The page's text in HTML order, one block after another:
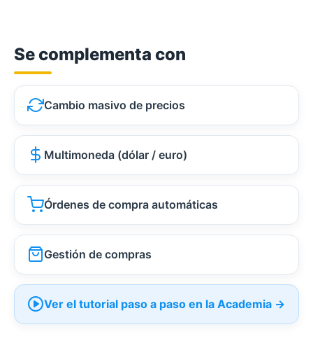
Se complementa con
Cambio masivo de precios
Multimoneda (dólar / euro)
Órdenes de compra automáticas
Gestión de compras
Ver el tutorial paso a paso en la Academia →